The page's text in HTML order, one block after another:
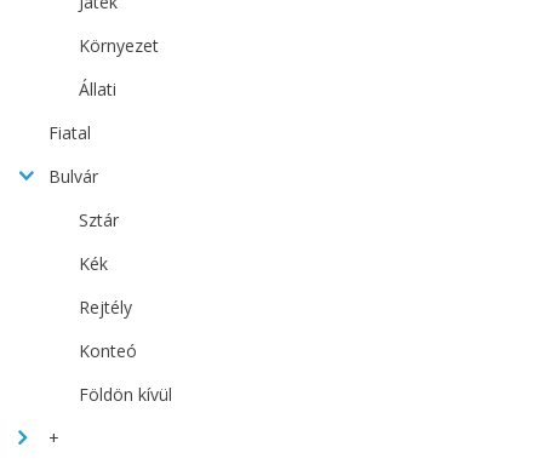
Környezet
Állati
Fiatal
Bulvár
Sztár
Kék
Rejtély
Konteó
Földön kívül
+